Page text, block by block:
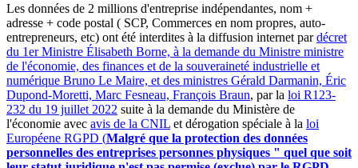
Les données de 2 millions d'entreprise indépendantes, nom +
adresse + code postal ( SCP, Commerces en nom propres, auto-
entrepreneurs, etc) ont été interdites à la diffusion internet pardécret
du 1er Ministre Élisabeth Borne, à la demande du Ministre ministre
de l'économie, des finances et de la souveraineté industrielle et
numérique Bruno Le Maire, et des ministres Gérald Darmanin, Éric
Dupond-Moretti, Marc Fesneau, François Braun, par la loi R123-
232 du 19 juillet 2022 suite à la demande du Ministère de
l'économie avec avis de la CNIL et dérogation spéciale à la loi
Européene RGPD (Malgré que la protection des données
personnelles des entreprises personnes physiques " quel que soit